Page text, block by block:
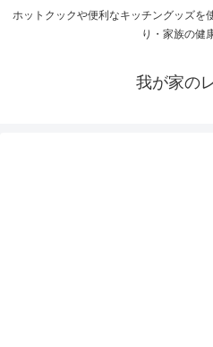
ホットクックや便利なキッチングッズを
り・家族の健
我が家の